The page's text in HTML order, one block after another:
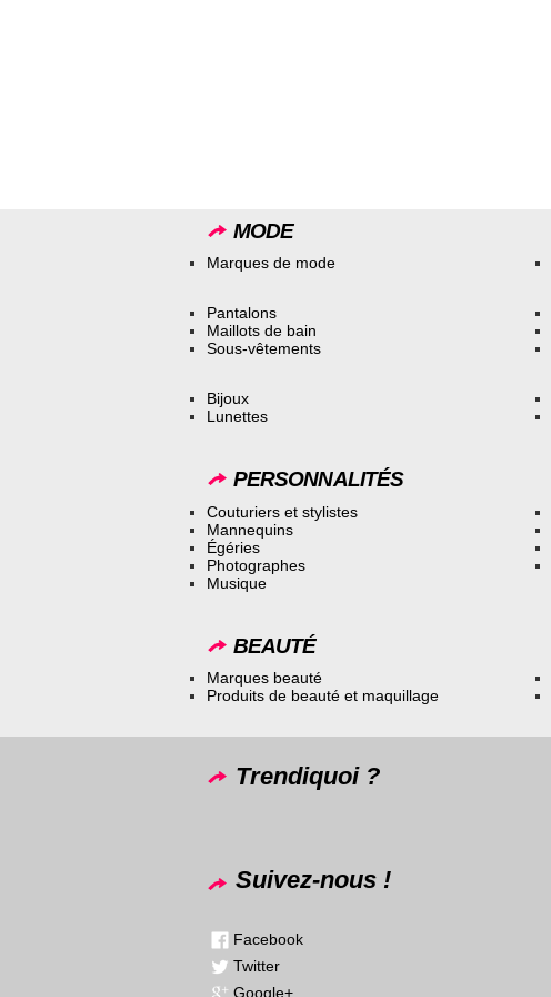
MODE
Marques de mode
Pantalons
Maillots de bain
Sous-vêtements
Bijoux
Lunettes
PERSONNALITÉS
Couturiers et stylistes
Mannequins
Égéries
Photographes
Musique
BEAUTÉ
Marques beauté
Produits de beauté et maquillage
Trendiquoi ?
Suivez-nous !
Facebook
Twitter
Google+